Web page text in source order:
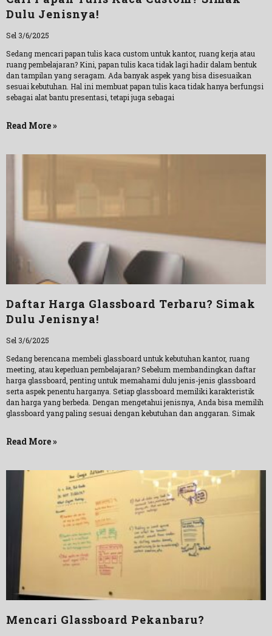
Dulu Jenisnya!
Sel 3/6/2025
Sedang mencari papan tulis kaca custom untuk kantor, ruang kerja atau
ruang pembelajaran? Kini, papan tulis kaca tidak lagi hadir dalam bentuk
dan tampilan yang seragam. Ada banyak aspek yang bisa disesuaikan
sesuai kebutuhan. Hal ini membuat papan tulis kaca tidak hanya berfungsi
sebagai alat bantu presentasi, tetapi juga sebagai
Read More »
Daftar Harga Glassboard Terbaru? Simak
Dulu Jenisnya!
Sel 3/6/2025
Sedang berencana membeli glassboard untuk kebutuhan kantor, ruang
meeting, atau keperluan pembelajaran? Sebelum membandingkan daftar
harga glassboard, penting untuk memahami dulu jenis-jenis glassboard
serta aspek penentu harganya. Setiap glassboard memiliki karakteristik
dan harga yang berbeda. Dengan mengetahui jenisnya, Anda bisa memilih
glassboard yang paling sesuai dengan kebutuhan dan anggaran. Simak
Read More »
Mencari Glassboard Pekanbaru?